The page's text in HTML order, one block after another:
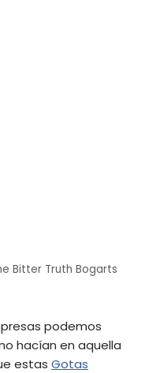
Bitter Truth Bogarts
podemos
hacían en aquella
estas Gotas